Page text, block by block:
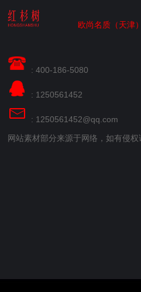
欧尚名质（天津
: 400-186-5080
: 1250561452
: 1250561452@qq.com
网站素材部分来源于网络，如有侵